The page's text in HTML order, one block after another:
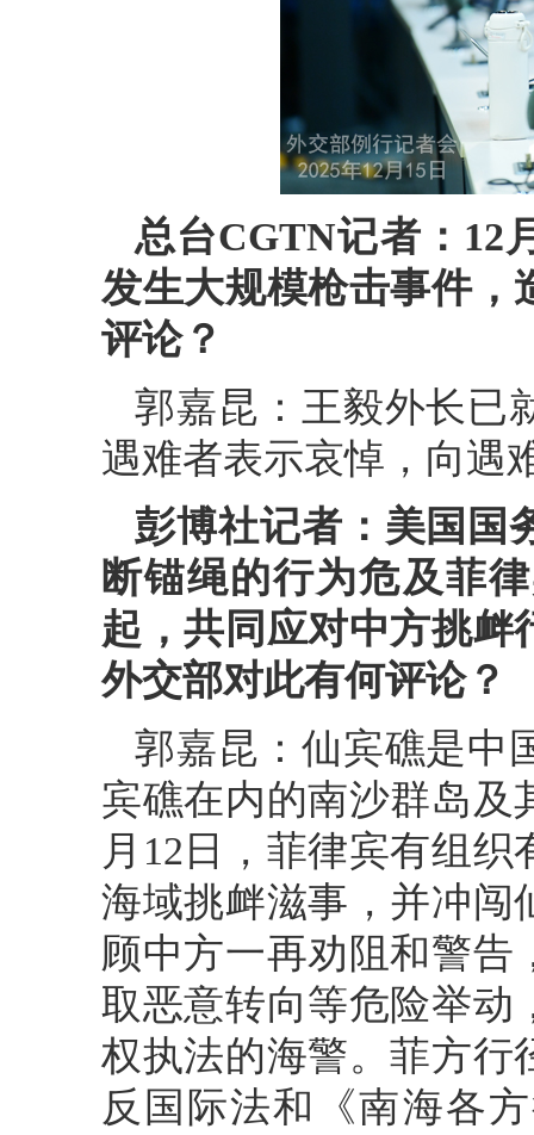
总台CGTN记者：12
发生大规模枪击事件，
评论？
郭嘉昆：王毅外长已
遇难者表示哀悼，向遇
彭博社记者：美国国
断锚绳的行为危及菲
起，共同应对中方挑衅
外交部对此有何评论？
郭嘉昆：仙宾礁是中
宾礁在内的南沙群岛及
月12日，菲律宾有组
海域挑衅滋事，并冲闯
顾中方一再劝阻和警告
取恶意转向等危险举动
权执法的海警。菲方行
反国际法和《南海各